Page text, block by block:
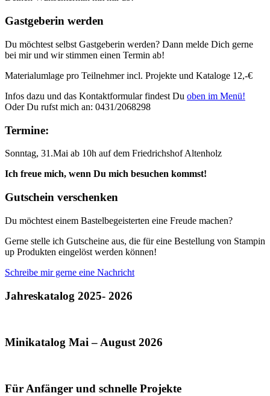
Gastgeberin werden
Du möchtest selbst Gastgeberin werden? Dann melde Dich gerne
bei mir und wir stimmen einen Termin ab!
Materialumlage pro Teilnehmer incl. Projekte und Kataloge 12,-€
Infos dazu und das Kontaktformular findest Du oben im Menü!
Oder Du rufst mich an: 0431/2068298
Termine:
Sonntag, 31.Mai ab 10h auf dem Friedrichshof Altenholz
Ich freue mich, wenn Du mich besuchen kommst!
Gutschein verschenken
Du möchtest einem Bastelbegeisterten eine Freude machen?
Gerne stelle ich Gutscheine aus, die für eine Bestellung von Stampin
up Produkten eingelöst werden können!
Schreibe mir gerne eine Nachricht
Jahreskatalog 2025- 2026
Minikatalog Mai – August 2026
Für Anfänger und schnelle Projekte